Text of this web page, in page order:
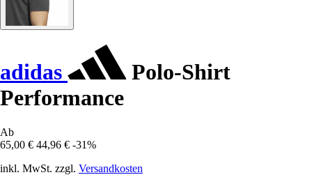
adidas
Polo-Shirt
Performance
Ab
65,00 € 44,96 € -31%
inkl. MwSt. zzgl. Versandkosten